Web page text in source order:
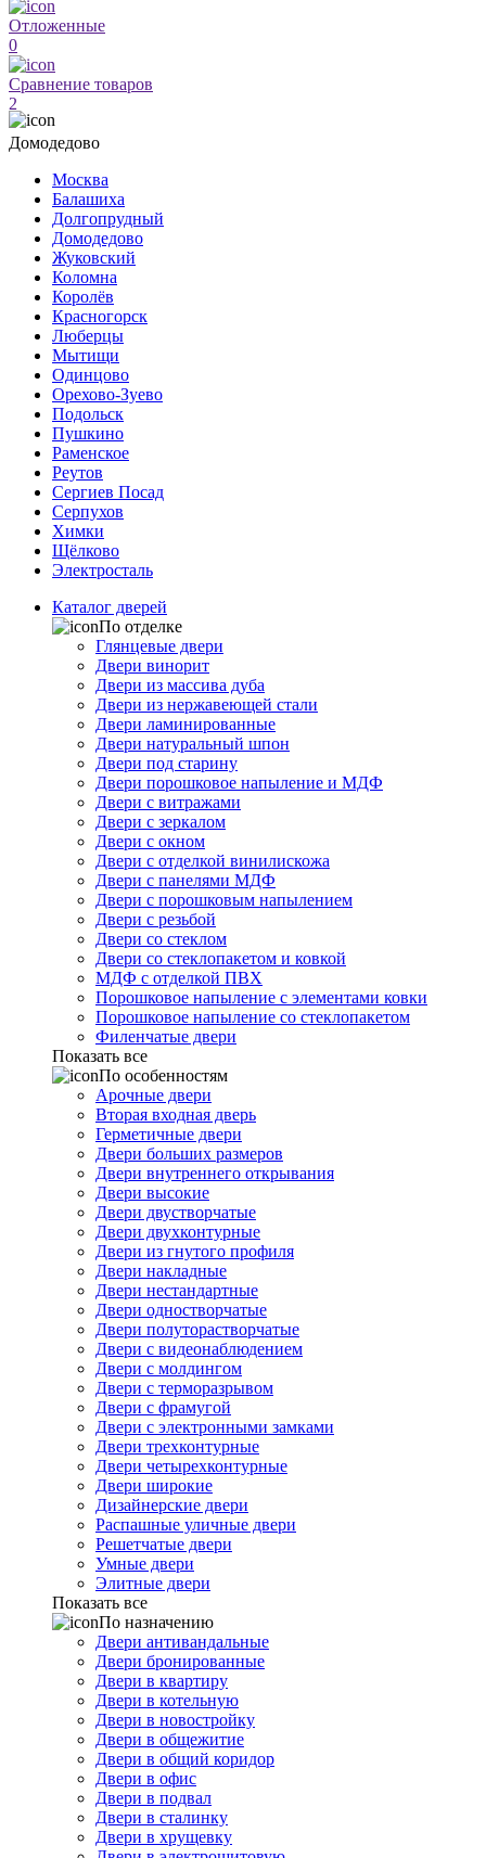
Отложенные
0
Сравнение товаров
2
Домодедово
Москва
Балашиха
Долгопрудный
Домодедово
Жуковский
Коломна
Королёв
Красногорск
Люберцы
Мытищи
Одинцово
Орехово-Зуево
Подольск
Пушкино
Раменское
Реутов
Сергиев Посад
Серпухов
Химки
Щёлково
Электросталь
Каталог дверей
По отделке
Глянцевые двери
Двери винорит
Двери из массива дуба
Двери из нержавеющей стали
Двери ламинированные
Двери натуральный шпон
Двери под старину
Двери порошковое напыление и МДФ
Двери с витражами
Двери с зеркалом
Двери с окном
Двери с отделкой винилискожа
Двери с панелями МДФ
Двери с порошковым напылением
Двери с резьбой
Двери со стеклом
Двери со стеклопакетом и ковкой
МДФ с отделкой ПВХ
Порошковое напыление с элементами ковки
Порошковое напыление со стеклопакетом
Филенчатые двери
Показать все
По особенностям
Арочные двери
Вторая входная дверь
Герметичные двери
Двери больших размеров
Двери внутреннего открывания
Двери высокие
Двери двустворчатые
Двери двухконтурные
Двери из гнутого профиля
Двери накладные
Двери нестандартные
Двери одностворчатые
Двери полуторастворчатые
Двери с видеонаблюдением
Двери с молдингом
Двери с терморазрывом
Двери с фрамугой
Двери с электронными замками
Двери трехконтурные
Двери четырехконтурные
Двери широкие
Дизайнерские двери
Распашные уличные двери
Решетчатые двери
Умные двери
Элитные двери
Показать все
По назначению
Двери антивандальные
Двери бронированные
Двери в квартиру
Двери в котельную
Двери в новостройку
Двери в общежитие
Двери в общий коридор
Двери в офис
Двери в подвал
Двери в сталинку
Двери в хрущевку